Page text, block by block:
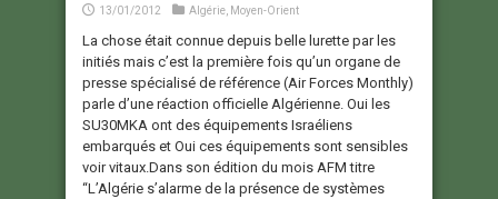
13/01/2012 Algérie Moyen-Orient
La chose était connue depuis belle lurette par les
initiés mais c’est la première fois qu’un organe de
presse spécialisé de référence (Air Forces Monthly)
parle d’une réaction officielle Algérienne. Oui les
SU30MKA ont des équipements Israéliens
embarqués et Oui ces équipements sont sensibles
voir vitaux.Dans son édition du mois AFM titre
“L’Algérie s’alarme de la présence de systèmes